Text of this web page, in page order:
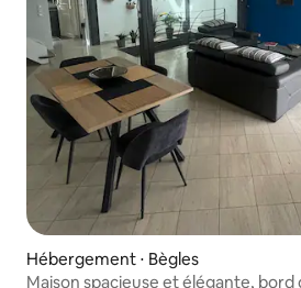
Hébergement ⋅ Bègles
Maison spacieuse et élégante, bord